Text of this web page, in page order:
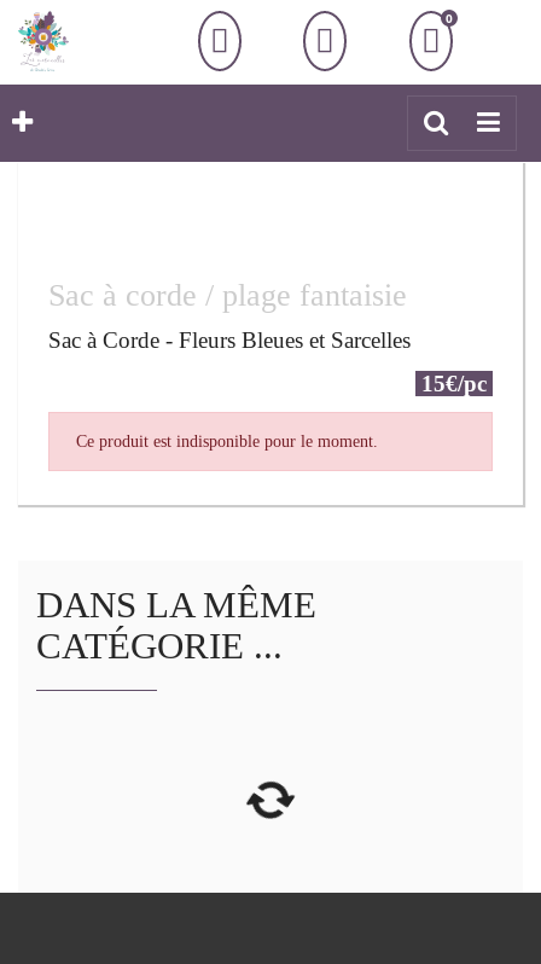
0
Sac à corde / plage fantaisie
Sac à Corde - Fleurs Bleues et Sarcelles
15€/pc
Ce produit est indisponible pour le moment.
DANS LA MÊME
CATÉGORIE ...